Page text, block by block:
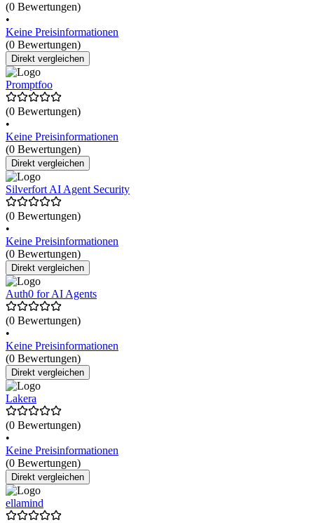
(0 Bewertungen)
•
Keine Preisinformationen
(0 Bewertungen)
Direkt vergleichen
Promptfoo
(0 Bewertungen)
•
Keine Preisinformationen
(0 Bewertungen)
Direkt vergleichen
Silverfort AI Agent Security
(0 Bewertungen)
•
Keine Preisinformationen
(0 Bewertungen)
Direkt vergleichen
Auth0 for AI Agents
(0 Bewertungen)
•
Keine Preisinformationen
(0 Bewertungen)
Direkt vergleichen
Lakera
(0 Bewertungen)
•
Keine Preisinformationen
(0 Bewertungen)
Direkt vergleichen
ellamind